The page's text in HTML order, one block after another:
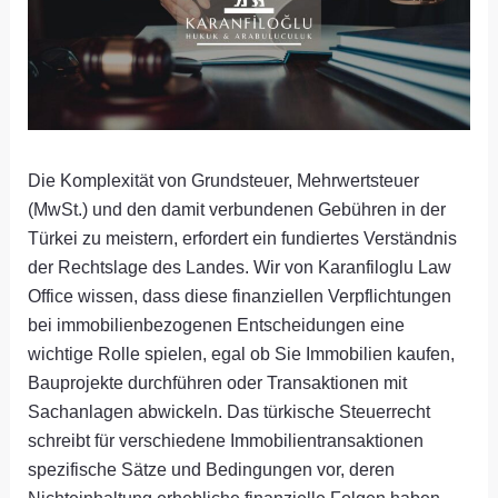
Die Komplexität von Grundsteuer, Mehrwertsteuer
(MwSt.) und den damit verbundenen Gebühren in der
Türkei zu meistern, erfordert ein fundiertes Verständnis
der Rechtslage des Landes. Wir von Karanfiloglu Law
Office wissen, dass diese finanziellen Verpflichtungen
bei immobilienbezogenen Entscheidungen eine
wichtige Rolle spielen, egal ob Sie Immobilien kaufen,
Bauprojekte durchführen oder Transaktionen mit
Sachanlagen abwickeln. Das türkische Steuerrecht
schreibt für verschiedene Immobilientransaktionen
spezifische Sätze und Bedingungen vor, deren